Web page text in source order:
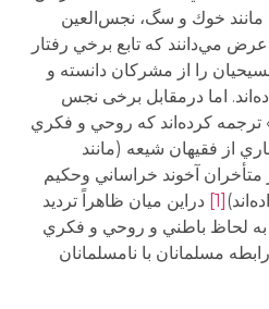
مانند خوك و سگ، نجس‌العين
مي‌دانند كه تابع برخي رفتار
را از مشركان دانسته و
اما درمقابل برخی نجس
ترجمه كرده‌اند كه روحي و فكري
از فقيهان شيعه (مانند
متأخران آخوند خراساني وحكيم
دراين ميان ظاهراً ترديد
لحاظ باطني و روحي و فكري
مسلمانان با نامسلمانان